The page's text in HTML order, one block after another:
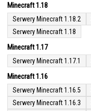
Minecraft 1.18
Serwery Minecraft 1.18.2
Serwery Minecraft 1.18
Minecraft 1.17
Serwery Minecraft 1.17.1
Minecraft 1.16
Serwery Minecraft 1.16.5
Serwery Minecraft 1.16.3